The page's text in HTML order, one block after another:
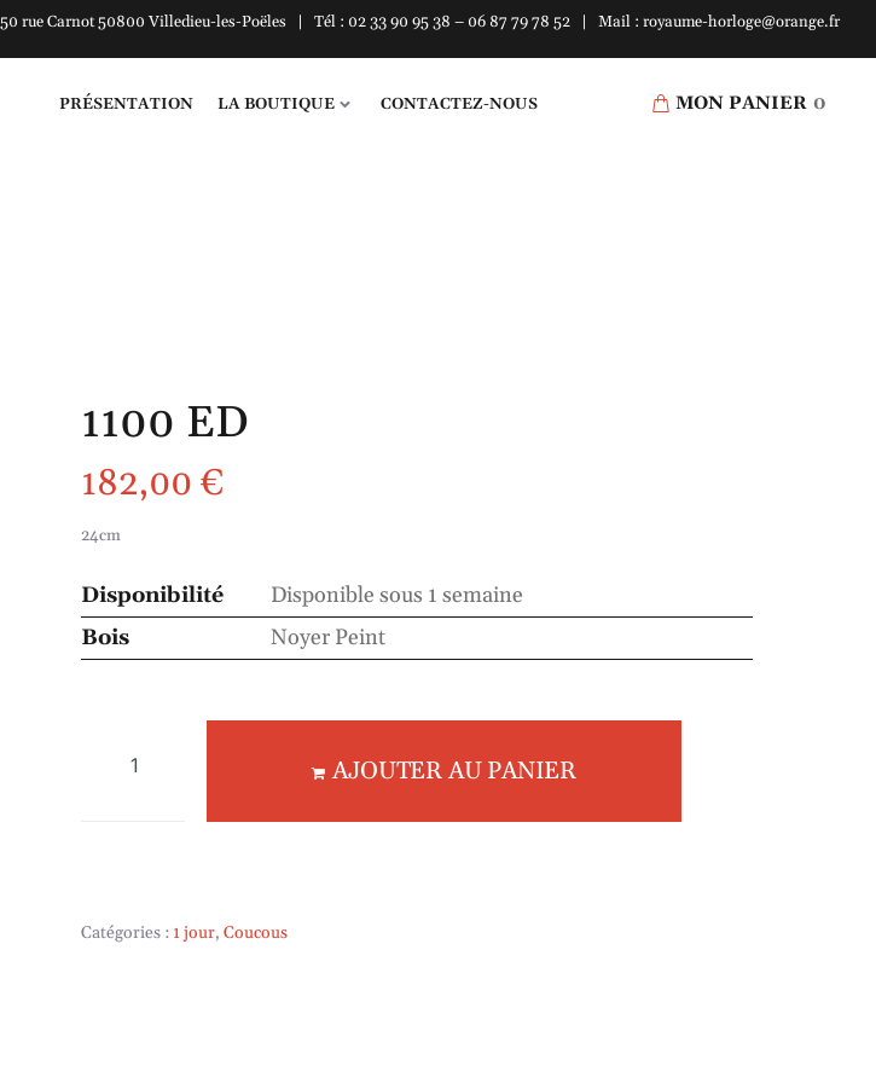
50 rue Carnot 50800 Villedieu-les-Poëles | Tél : 02 33 90 95 38 – 06 87 79 78 52 | Mail : royaume-horloge@orange.fr
PRÉSENTATION LA BOUTIQUE CONTACTEZ-NOUS MON PANIER 0
1100 ED
182,00 €
24cm
Disponibilité
Disponible sous 1 semaine
Bois
Noyer Peint
AJOUTER AU PANIER
Catégories : 1 jour, Coucous